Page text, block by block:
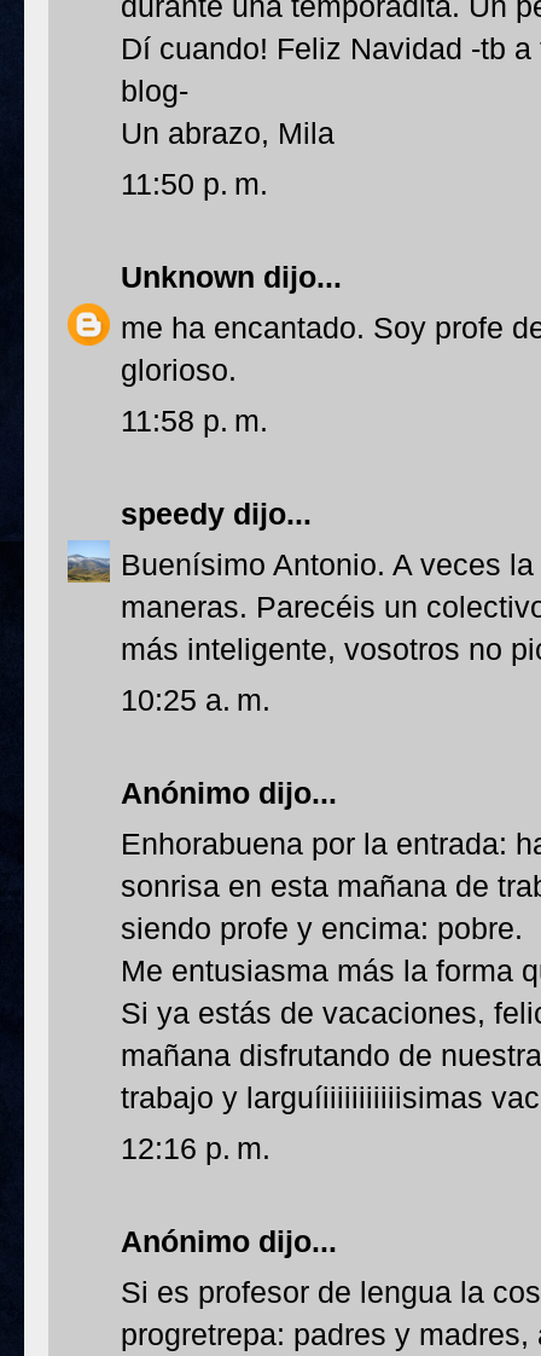
Dí cuando! Feliz Navidad -tb
blog-
Un abrazo, Mila
11:50 p. m.
Unknown dijo...
me ha encantado. Soy profe
glorioso.
11:58 p. m.
speedy dijo...
Buenísimo Antonio. A veces
maneras. Parecéis un
más inteligente, vosotros no
10:25 a. m.
Anónimo dijo...
Enhorabuena por la entrada:
sonrisa en esta mañana de
siendo profe y encima: pobre.
Me entusiasma más la forma
Si ya estás de vacaciones,
mañana disfrutando de
trabajo y larguíiiiiiiiiiiisimas
12:16 p. m.
Anónimo dijo...
Si es profesor de lengua la
progretrepa: padres y